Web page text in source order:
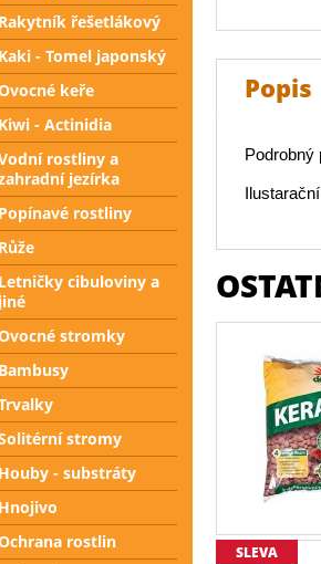
Popis
Podrobný
SLEVA
Rakytník řešetlákový
Kaki - Tomel japonský
keře
Kiwi - Actinidia
rostliny a
jezírka
Popínavé rostliny
Růže
Letničky cibuloviny a
jiné
stromky
Bambusy
stromy
Houby - substráty
Hnojivo
rostlin